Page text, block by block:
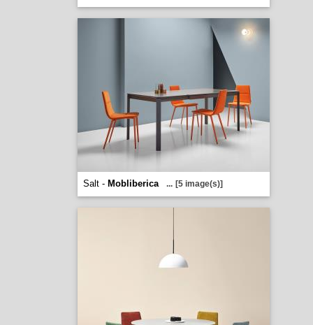
Salt - Mobliberica ... [5 image(s)]